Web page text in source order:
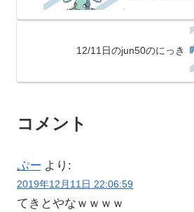
12/11日のjun50のにっき
コメント
ぷー より:
2019年12月11日 22:06:59
てきとやなｗｗｗｗ